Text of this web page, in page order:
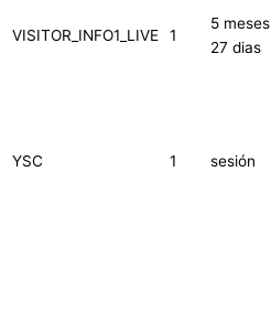
VISITOR_INFO1_LIVE 1
5 meses
27 dias
YSC 1 sesión